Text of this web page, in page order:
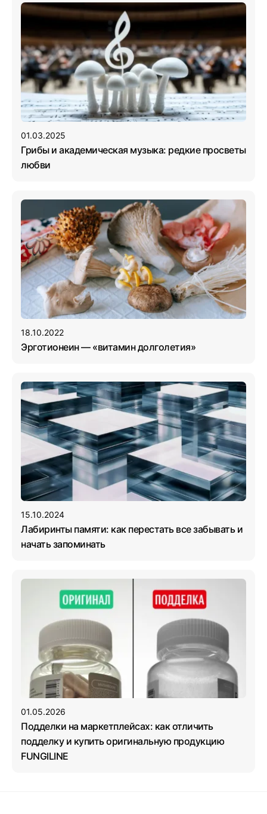
01.03.2025
Грибы и академическая музыка: редкие просветы
любви
18.10.2022
Эрготионеин — «витамин долголетия»
15.10.2024
Лабиринты памяти: как перестать все забывать и
начать запоминать
01.05.2026
Подделки на маркетплейсах: как отличить
подделку и купить оригинальную продукцию
FUNGILINE